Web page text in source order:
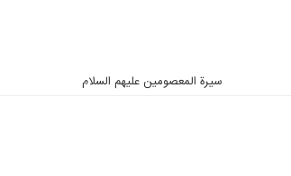
سيرة المعصومين عليهم السلام